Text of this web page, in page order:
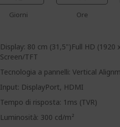
Giorni Ore
Display: 80 cm (31,5")Full HD (1920
Screen/TFT
Tecnologia a pannelli: Vertical
Input: DisplayPort, HDMI
Tempo di risposta: 1ms (TVR)
Luminosità: 300 cd/m²